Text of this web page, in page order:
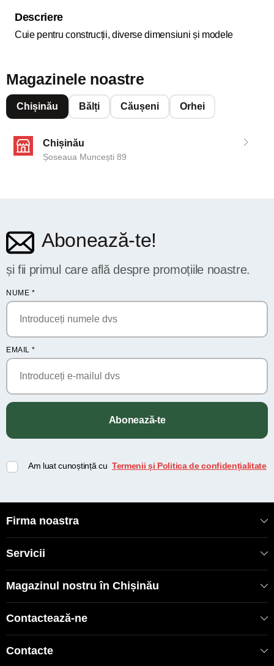
Descriere
Cuie pentru construcții, diverse dimensiuni și modele
Magazinele noastre
Chișinău Bălți Căușeni Orhei
Chișinău
Șoseaua Muncești 89
Abonează-te!
și fii primul care află despre promoțiile noastre.
NUME *
EMAIL *
Abonează-te
Am luat cunoștință cu Termenii și Politica de confidențialitate
Firma noastra
Servicii
Magazinul nostru în Chișinău
Contactează-ne
Contacte